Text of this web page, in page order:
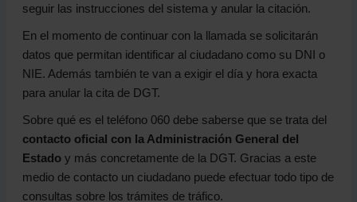
seguir las instrucciones del sistema y anular la citación.
En el momento de continuar con la llamada se solicitarán
datos que permitan identificar al ciudadano como su DNI o
NIE. Además también te van a exigir el día y hora exacta
para anular la cita de DGT.
Sobre qué es el teléfono 060 debe saberse que se trata del
contacto oficial con la Administración General del
Estadoy más concretamente de la DGT. Gracias a este
medio de contacto un ciudadano puede efectuar todo tipo de
consultas sobre los trámites de tráfico.